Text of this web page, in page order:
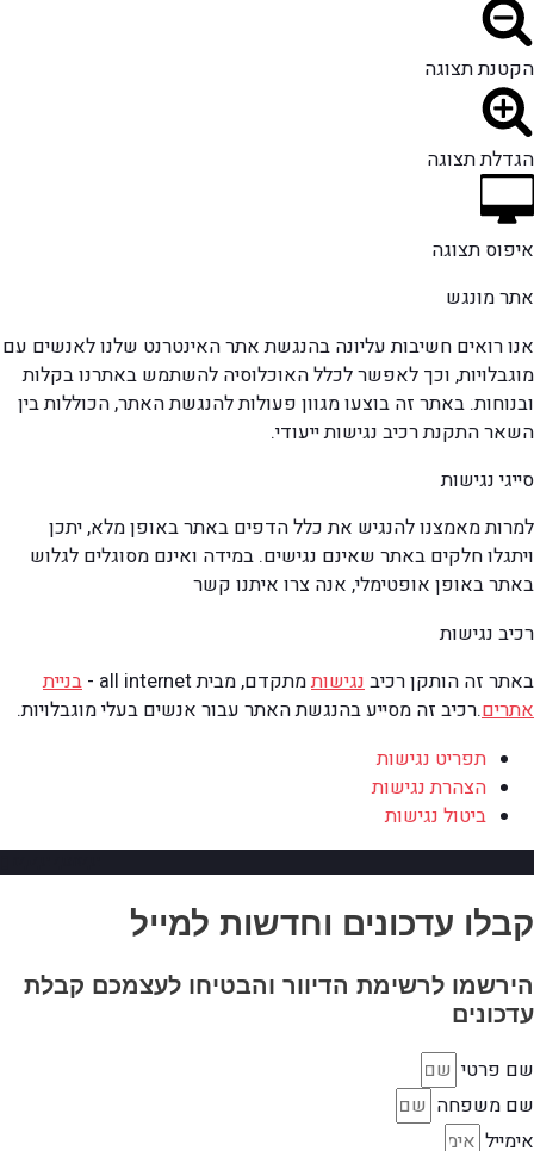
הקטנת תצוגה
הגדלת תצוגה
איפוס תצוגה
אתר מונגש
אנו רואים חשיבות עליונה בהנגשת אתר האינטרנט שלנו לאנשים עם
מוגבלויות, וכך לאפשר לכלל האוכלוסיה להשתמש באתרנו בקלות
ובנוחות. באתר זה בוצעו מגוון פעולות להנגשת האתר, הכוללות בין
השאר התקנת רכיב נגישות ייעודי.
סייגי נגישות
למרות מאמצנו להנגיש את כלל הדפים באתר באופן מלא, יתכן
ויתגלו חלקים באתר שאינם נגישים. במידה ואינם מסוגלים לגלוש
באתר באופן אופטימלי, אנה צרו איתנו קשר
רכיב נגישות
באתר זה הותקן רכיבנגישותמתקדם, מבית all internet -
בניית
אתרים.רכיב זה מסייע בהנגשת האתר עבור אנשים בעלי מוגבלויות.
תפריט נגישות
הצהרת נגישות
ביטול נגישות
קבלו עדכונים וחדשות למייל
הירשמו לרשימת הדיוור והבטיחו לעצמכם קבלת
עדכונים
שם פרטי
שם משפחה
אימייל